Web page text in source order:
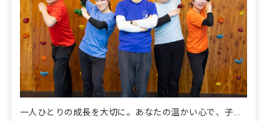
一人ひとりの成長を大切に。あなたの温かい心で、子どもたちの未来を育みませんか？